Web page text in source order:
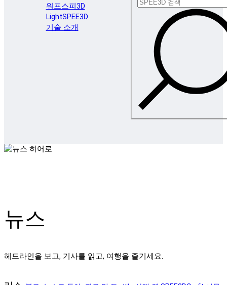
워프스피3D
LightSPEE3D
기술 소개
뉴스
헤드라인을 보고, 기사를 읽고, 여행을 즐기세요.